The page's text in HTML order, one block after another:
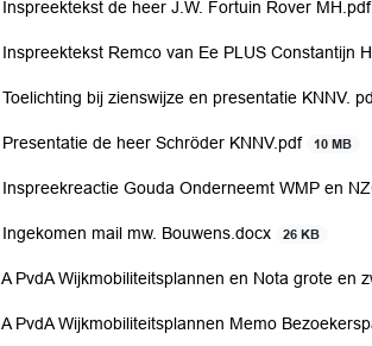
Inspreektekst de heer J.W. Fortuin Rover MH.pdf
Inspreektekst Remco van Ee PLUS Constantijn
Toelichting bij zienswijze en presentatie KNNV.
Presentatie de heer Schröder KNNV.pdf 10 MB
Inspreekreactie Gouda Onderneemt WMP en
Ingekomen mail mw. Bouwens.docx 26 KB
A PvdA Wijkmobiliteitsplannen en Nota grote en
A PvdA Wijkmobiliteitsplannen Memo